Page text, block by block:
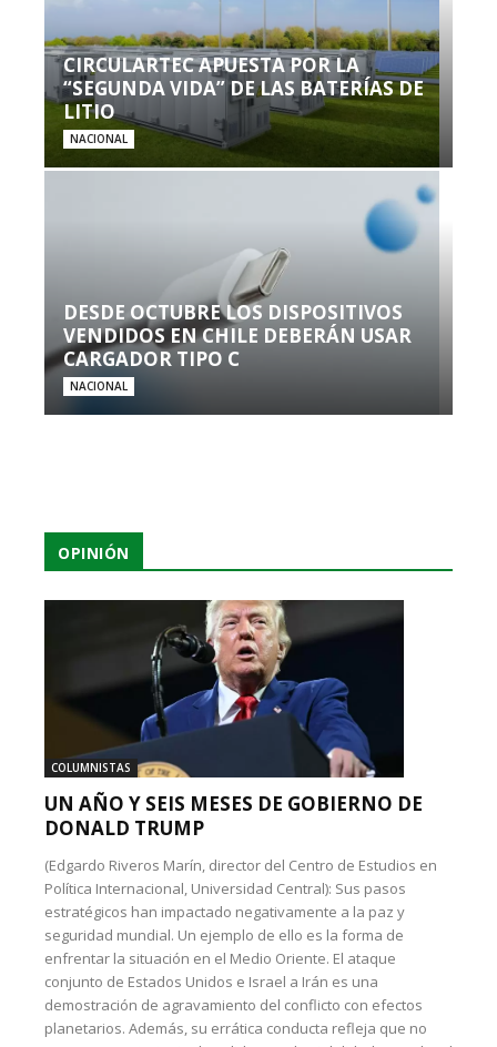
CIRCULARTEC APUESTA POR LA
“SEGUNDA VIDA” DE LAS BATERÍAS DE
LITIO
NACIONAL
DESDE OCTUBRE LOS DISPOSITIVOS
VENDIDOS EN CHILE DEBERÁN USAR
CARGADOR TIPO C
NACIONAL
OPINIÓN
COLUMNISTAS
UN AÑO Y SEIS MESES DE GOBIERNO DE
DONALD TRUMP
(Edgardo Riveros Marín, director del Centro de Estudios en
Política Internacional, Universidad Central): Sus pasos
estratégicos han impactado negativamente a la paz y
seguridad mundial. Un ejemplo de ello es la forma de
enfrentar la situación en el Medio Oriente. El ataque
conjunto de Estados Unidos e Israel a Irán es una
demostración de agravamiento del conflicto con efectos
planetarios. Además, su errática conducta refleja que no